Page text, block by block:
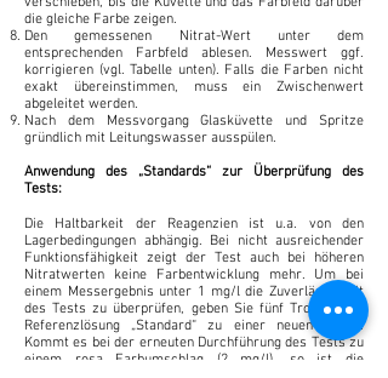
die gleiche Farbe zeigen.
Den gemessenen Nitrat-Wert unter dem
entsprechenden Farbfeld ablesen. Messwert ggf.
korrigieren (vgl. Tabelle unten). Falls die Farben nicht
exakt übereinstimmen, muss ein Zwischenwert
abgeleitet werden.
Nach dem Messvorgang Glasküvette und Spritze
gründlich mit Leitungswasser ausspülen.
Anwendung des „Standards“ zur Überprüfung des
Tests:
Die Haltbarkeit der Reagenzien ist u.a. von den
Lagerbedingungen abhängig. Bei nicht ausreichender
Funktionsfähigkeit zeigt der Test auch bei höheren
Nitratwerten keine Farbentwicklung mehr. Um bei
einem Messergebnis unter 1 mg/l die Zuverlässigkeit
des Tests zu überprüfen, geben Sie fünf Tropfen der
Referenzlösung „Standard“ zu einer neuen Probe.
Kommt es bei der erneuten Durchführung des Tests zu
einem rosa Farbumschlag (2 mg/l), so ist die